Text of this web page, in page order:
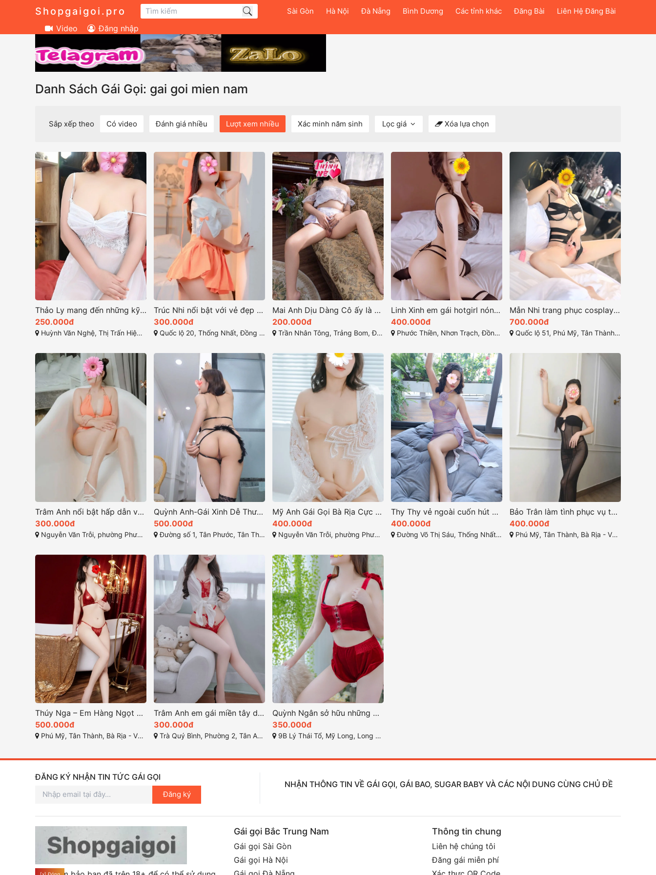
Shopgaigoi.pro Sài Gòn Hà Nội Đà Nẵng Bình Dương Các tỉnh khác Đăng Bài Liên Hệ Đăng Bài
Video Đăng nhập
Danh Sách Gái Gọi: gai goi mien nam
Sắp xếp theo Có video Đánh giá nhiều Lượt xem nhiều Xác minh năm sinh Lọc giá Xóa lựa chọn
Thảo Ly mang đến những kỹ năng làm tình điêu luyện
250.000đ
Huỳnh Văn Nghệ, Thị Trấn Hiệp Phước, Nhơn Trạch, Đồng Nai
Trúc Nhi nổi bật với vẻ đẹp quyến rũ hoàn hảo
300.000đ
Quốc lộ 20, Thống Nhất, Đồng Nai
Mai Anh Dịu Dàng Cô ấy là một hình mẫu quyến rũ
200.000đ
Trần Nhân Tông, Trảng Bom, Đồng Nai
Linh Xinh em gái hotgirl nóng bỏng đầy quyến rũ
400.000đ
Phước Thiền, Nhơn Trạch, Đồng Nai
Mẫn Nhi trang phục cosplay đầy sáng tạo sexy
700.000đ
Quốc lộ 51, Phú Mỹ, Tân Thành, Bà Rịa - Vũng Tàu
Trâm Anh nổi bật hấp dẫn và kỹ năng phục vụ chuyên nghiệp
300.000đ
Nguyễn Văn Trỗi, phường Phước Hưng, Bà Rịa, Bà Rịa - Vũng Tàu
Quỳnh Anh-Gái Xinh Dễ Thương Thương Hiệu Dịch Vụ Đỉnh Cao
500.000đ
Đường số 1, Tân Phước, Tân Thành, Bà Rịa - Vũng Tàu
Mỹ Anh Gái Gọi Bà Rịa Cực Kỳ Hấp Dẫn
400.000đ
Nguyễn Văn Trỗi, phường Phước Hưng, Bà Rịa, Bà Rịa - Vũng Tàu
Thy Thy vẻ ngoài cuốn hút và tính cách thân thiện
400.000đ
Đường Võ Thị Sáu, Thống Nhất, Thành phố Biên Hòa, Đồng Nai
Bảo Trân làm tình phục vụ tốt làm tình giỏi
400.000đ
Phú Mỹ, Tân Thành, Bà Rịa - Vũng Tàu
Thúy Nga – Em Hàng Ngọt Ngào chính là lựa chọn lý tưởng
500.000đ
Phú Mỹ, Tân Thành, Bà Rịa - Vũng Tàu
Trâm Anh em gái miền tây dâm xinh
300.000đ
Trà Quý Bình, Phường 2, Tân An, Long An
Quỳnh Ngân sở hữu những đường cong quyến rũ
350.000đ
9B Lý Thái Tổ, Mỹ Long, Long Xuyên, An Giang
ĐĂNG KÝ NHẬN TIN TỨC GÁI GỌI
Đăng ký
NHẬN THÔNG TIN VỀ GÁI GỌI, GÁI BAO, SUGAR BABY VÀ CÁC NỘI DUNG CÙNG CHỦ ĐỀ
Gái gọi Bắc Trung Nam
Gái gọi Sài Gòn
Gái gọi Hà Nội
Thông tin chung
Liên hệ chúng tôi
Đăng gái miễn phí
[x] Đóng